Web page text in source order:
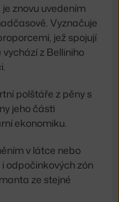
znovu uvedením
Vyznačuje
jež spojují
z Belliniho
polštáře z pěny s
jeho části
ekonomiku.
v látce nebo
odpočinkových zón
ze stejné